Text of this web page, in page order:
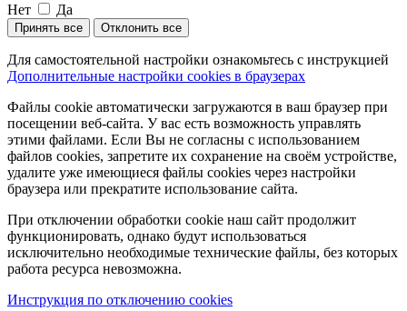
Нет
Да
Принять все Отклонить все
Для самостоятельной настройки ознакомьтесь с инструкцией
Дополнительные настройки cookies в браузерах
Файлы cookie автоматически загружаются в ваш браузер при
посещении веб-сайта. У вас есть возможность управлять
этими файлами. Если Вы не согласны с использованием
файлов cookies, запретите их сохранение на своём устройстве,
удалите уже имеющиеся файлы cookies через настройки
браузера или прекратите использование сайта.
При отключении обработки cookie наш сайт продолжит
функционировать, однако будут использоваться
исключительно необходимые технические файлы, без которых
работа ресурса невозможна.
Инструкция по отключению cookies